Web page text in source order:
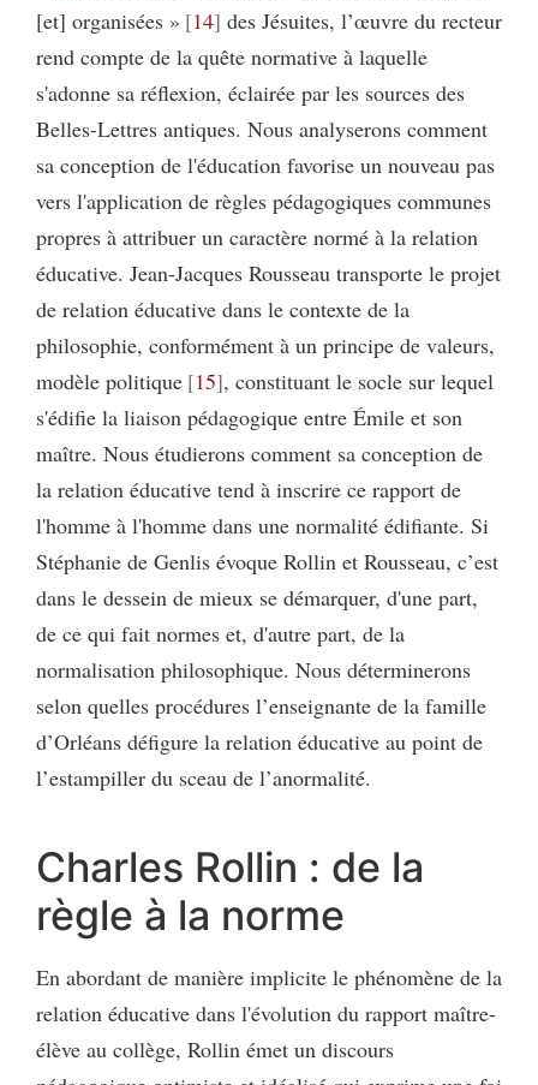
[et] organisées » 14 des Jésuites, l’œuvre du recteur
rend compte de la quête normative à laquelle
s'adonne sa réflexion, éclairée par les sources des
Belles-Lettres antiques. Nous analyserons comment
sa conception de l'éducation favorise un nouveau pas
vers l'application de règles pédagogiques communes
propres à attribuer un caractère normé à la relation
éducative. Jean-Jacques Rousseau transporte le projet
de relation éducative dans le contexte de la
philosophie, conformément à un principe de valeurs,
modèle politique 15 , constituant le socle sur lequel
s'édifie la liaison pédagogique entre Émile et son
maître. Nous étudierons comment sa conception de
la relation éducative tend à inscrire ce rapport de
l'homme à l'homme dans une normalité édifiante. Si
Stéphanie de Genlis évoque Rollin et Rousseau, c’est
dans le dessein de mieux se démarquer, d'une part,
de ce qui fait normes et, d'autre part, de la
normalisation philosophique. Nous déterminerons
selon quelles procédures l’enseignante de la famille
d’Orléans défigure la relation éducative au point de
l’estampiller du sceau de l’anormalité.
Charles Rollin : de la
règle à la norme
En abordant de manière implicite le phénomène de la
relation éducative dans l'évolution du rapport maître-
élève au collège, Rollin émet un discours